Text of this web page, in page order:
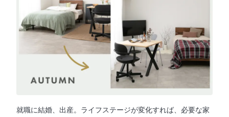
就職に結婚、出産。ライフステージが変化すれば、必要な家